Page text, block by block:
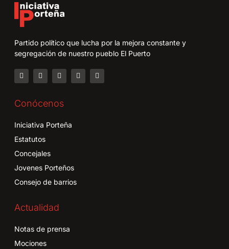
Partido político que lucha por la mejora constante y
segregación de nuestro pueblo El Puerto
Conócenos
Iniciativa Porteña
Estatutos
Concejales
Jovenes Porteños
Consejo de barrios
Actualidad
Notas de prensa
Mociones